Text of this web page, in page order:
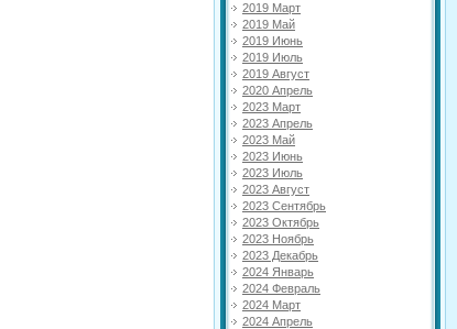
2019 Март
2019 Май
2019 Июнь
2019 Июль
2019 Август
2020 Апрель
2023 Март
2023 Апрель
2023 Май
2023 Июнь
2023 Июль
2023 Август
2023 Сентябрь
2023 Октябрь
2023 Ноябрь
2023 Декабрь
2024 Январь
2024 Февраль
2024 Март
2024 Апрель